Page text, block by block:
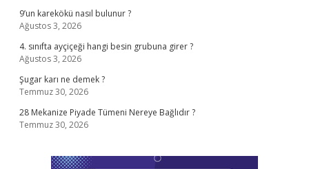
9’un karekökü nasıl bulunur ?
Ağustos 3, 2026
4. sınıfta ayçiçeği hangi besin grubuna girer ?
Ağustos 3, 2026
Şugar karı ne demek ?
Temmuz 30, 2026
28 Mekanize Piyade Tümeni Nereye Bağlıdır ?
Temmuz 30, 2026